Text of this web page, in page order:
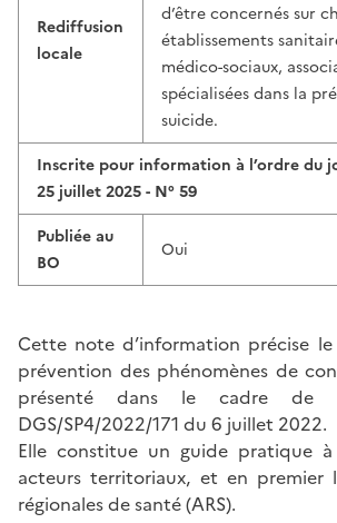
Rediffusion
locale
d’être concernés sur
établissements
médico-sociaux,
spécialisées dans la
suicide.
Inscrite pour information à l’ordre du
25 juillet 2025 - N° 59
Publiée au
BO
Oui
Cette note d’information précise
prévention des phénomènes de
présenté dans le cadre de
DGS/SP4/2022/171 du 6 juillet 2022.
Elle constitue un guide pratique
acteurs territoriaux, et en premier
régionales de santé (ARS).